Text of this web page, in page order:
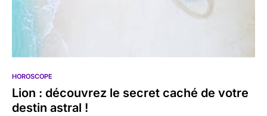
HOROSCOPE
Lion : découvrez le secret caché de votre
destin astral !